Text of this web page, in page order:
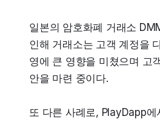
일본의 암호화폐 거래소
인해 거래소는 고객 계정을
영에 큰 영향을 미쳤으며 고
안을 마련 중이다.
또 다른 사례로, PlayDapp